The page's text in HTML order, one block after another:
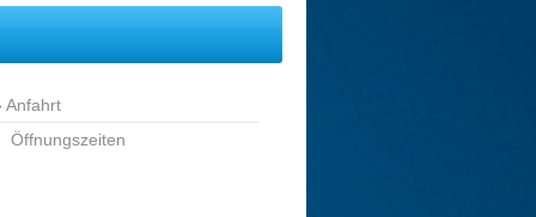
Anfahrt
Öffnungszeiten